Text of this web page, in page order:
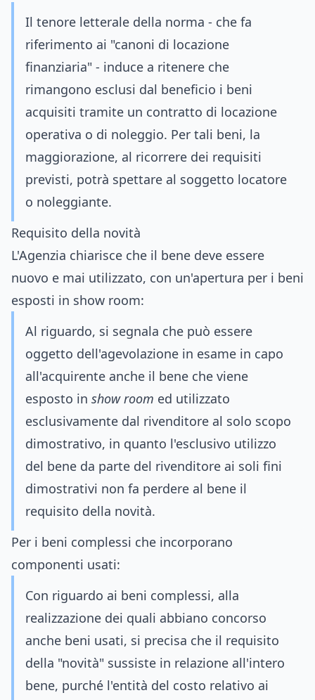
Il tenore letterale della norma - che fa
riferimento ai "canoni di locazione
finanziaria" - induce a ritenere che
rimangono esclusi dal beneficio i beni
acquisiti tramite un contratto di locazione
operativa o di noleggio. Per tali beni, la
maggiorazione, al ricorrere dei requisiti
previsti, potrà spettare al soggetto locatore
o noleggiante.
Requisito della novità
L'Agenzia chiarisce che il bene deve essere
nuovo e mai utilizzato, con un'apertura per i beni
esposti in show room:
Al riguardo, si segnala che può essere
oggetto dell'agevolazione in esame in capo
all'acquirente anche il bene che viene
esposto in show room ed utilizzato
esclusivamente dal rivenditore al solo scopo
dimostrativo, in quanto l'esclusivo utilizzo
del bene da parte del rivenditore ai soli fini
dimostrativi non fa perdere al bene il
requisito della novità.
Per i beni complessi che incorporano
componenti usati:
Con riguardo ai beni complessi, alla
realizzazione dei quali abbiano concorso
anche beni usati, si precisa che il requisito
della "novità" sussiste in relazione all'intero
bene, purché l'entità del costo relativo ai